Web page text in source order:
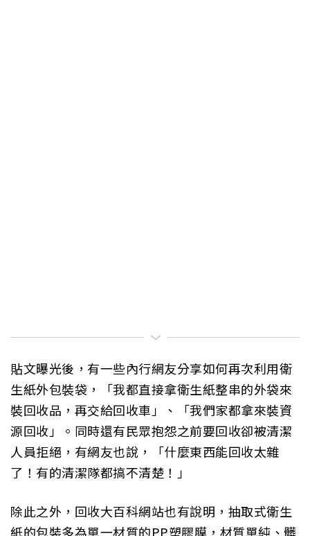
貼文曝光後，有一些內行網友分享如何再次利用衛
生紙外包裝袋，「我都直接拿衛生紙整串的外袋來
裝回收品，再交給回收車」、「我們家都拿來裝資
源回收」。同時還有民眾抱怨之前要回收卻被清潔
人員拒絕，有網友也說，「什麼東西能回收太雜
了！有的清潔隊都搞不清楚！」
除此之外，回收大百科網站也有說明，抽取式衛生
紙的包裝多為單一材質的PP塑膠膜，材質單純、髒